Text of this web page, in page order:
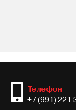
Телефон
+7 (991) 221